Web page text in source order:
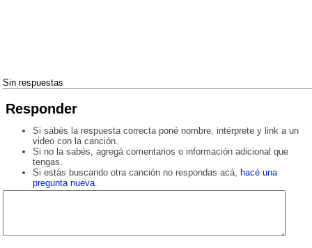
Sin respuestas
Responder
Si sabés la respuesta correcta poné nombre, intérprete y link a un
video con la canción.
Si no la sabés, agregá comentarios o información adicional que
tengas.
Si estás buscando otra canción no respondas acá, hacé una
pregunta nueva.